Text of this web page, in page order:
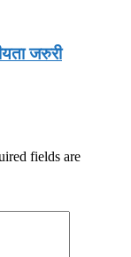
जरुरी
fields are